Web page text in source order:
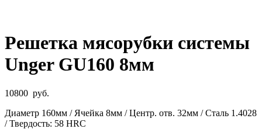
Решетка мясорубки системы
Unger GU160 8мм
10800 руб.
Диаметр 160мм / Ячейка 8мм / Центр. отв. 32мм / Сталь 1.4028
/ Твердость: 58 HRC